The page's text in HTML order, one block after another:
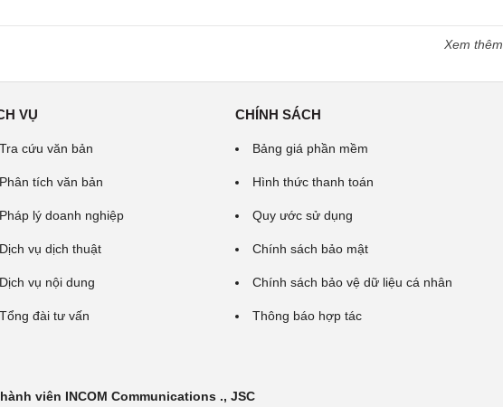
Xem thêm
VỤ
Tra cứu văn bản
Phân tích văn bản
Pháp lý doanh nghiệp
Dịch vụ dịch thuật
Dịch vụ nội dung
Tổng đài tư vấn
CHÍNH SÁCH
Bảng giá phần mềm
Hình thức thanh toán
Quy ước sử dụng
Chính sách bảo mật
Chính sách bảo vệ dữ liệu cá nhân
Thông báo hợp tác
viên INCOM Communications ., JSC